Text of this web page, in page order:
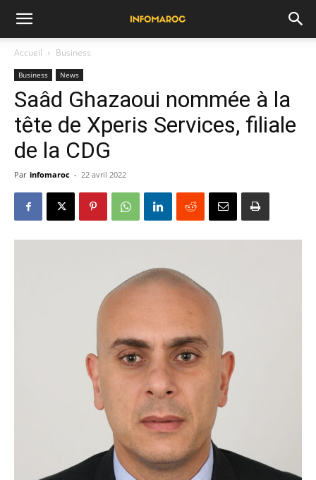
Accueil Business
Business News
Saâd Ghazaoui nommée à la
tête de Xperis Services, filiale
de la CDG
Par infomaroc - 22 avril 2022